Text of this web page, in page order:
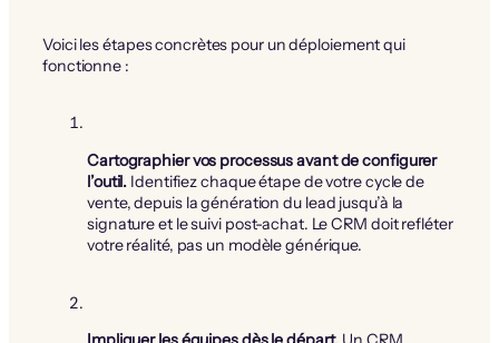
Voici les étapes concrètes pour un déploiement qui
fonctionne :
Cartographier vos processus avant de configurer
l’outil. Identifiez chaque étape de votre cycle de
vente, depuis la génération du lead jusqu’à la
signature et le suivi post-achat. Le CRM doit refléter
votre réalité, pas un modèle générique.